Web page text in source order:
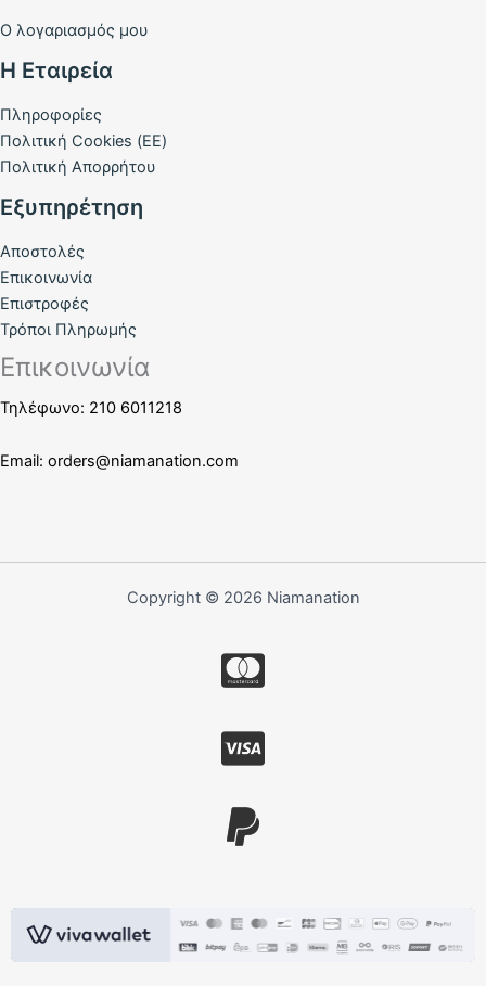
Ο λογαριασμός μου
Η Εταιρεία
Πληροφορίες
Πολιτική Cookies (ΕΕ)
Πολιτική Απορρήτου
Εξυπηρέτηση
Αποστολές
Επικοινωνία
Επιστροφές
Τρόποι Πληρωμής
Επικοινωνία
Τηλέφωνο: 210 6011218
Email: orders@niamanation.com
Copyright © 2026 Niamanation